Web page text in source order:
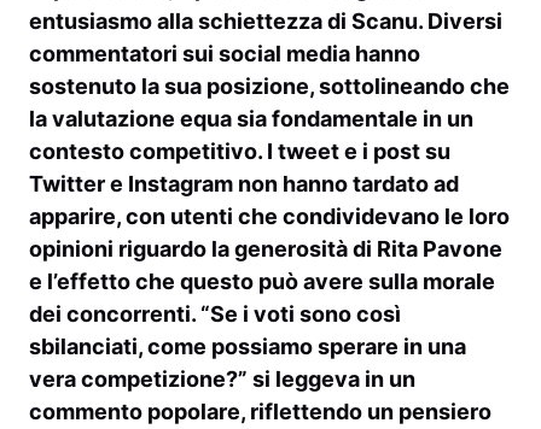
entusiasmo alla schiettezza di Scanu. Diversi
commentatori sui social media hanno
sostenuto la sua posizione, sottolineando che
la valutazione equa sia fondamentale in un
contesto competitivo. I tweet e i post su
Twittere Instagram non hanno tardato ad
apparire, con utenti che condividevano le loro
opinioni riguardo la generosità di Rita Pavone
e l’effetto che questo può avere sulla morale
dei concorrenti. “Se i voti sono così
sbilanciati, come possiamo sperare in una
vera competizione?” si leggeva in un
commento popolare, riflettendo un pensiero